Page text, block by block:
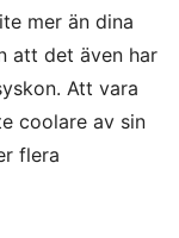
mer än dina
att det även har
Att vara
coolare av sin
flera